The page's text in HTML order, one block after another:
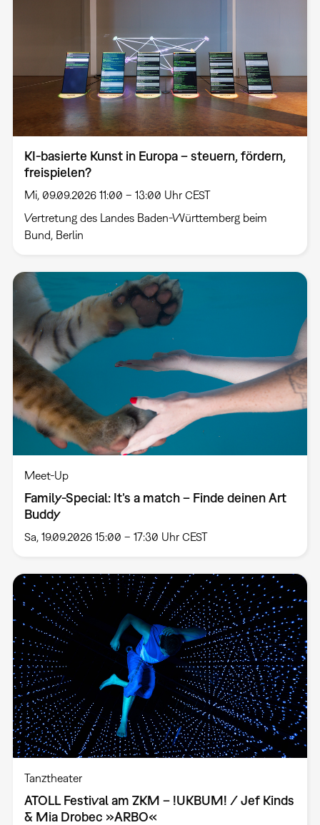
KI-basierte Kunst in Europa – steuern, fördern,
freispielen?
Mi, 09.09.2026 11:00 – 13:00 Uhr CEST
Vertretung des Landes Baden-Württemberg beim
Bund, Berlin
Meet-Up
Family-Special: It’s a match – Finde deinen Art
Buddy
Sa, 19.09.2026 15:00 – 17:30 Uhr CEST
Tanztheater
ATOLL Festival am ZKM – !UKBUM! / Jef Kinds
& Mia Drobec »ARBO«